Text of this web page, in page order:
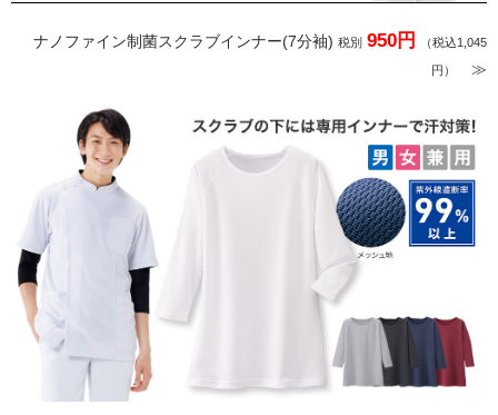
ナノファイン制菌スクラブインナー(7分袖) 税別 950円 （税込1,045
円） ≫